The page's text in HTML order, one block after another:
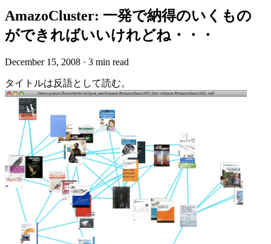
AmazoCluster: 一発で納得のいくもの
ができればいいけれどね・・・
December 15, 2008 · 3 min read
タイトルは反語として読む。